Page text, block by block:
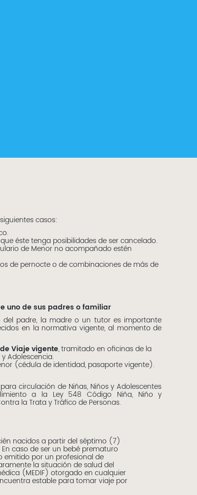
casos:
éste tenga posibilidades de ser cancelado.
de Menor no acompañado estén
de pernocte o de combinaciones de más de
uno de sus padres o familiar
padre, la madre o un tutor es importante
en la normativa vigente, al momento de
Viaje vigente, tramitado en oficinas de la
Adolescencia.
(cédula de identidad, pasaporte vigente).
circulación de Niñas, Niños y Adolescentes
a la Ley 548 Código Niña, Niño y
la Trata y Tráfico de Personas.
nacidos a partir del séptimo (7)
caso de ser un bebé prematuro
emitido por un profesional de
la situación de salud del
(MEDIF) otorgado en cualquier
estable para tomar viaje por